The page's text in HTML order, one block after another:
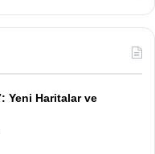
Yeni Haritalar ve